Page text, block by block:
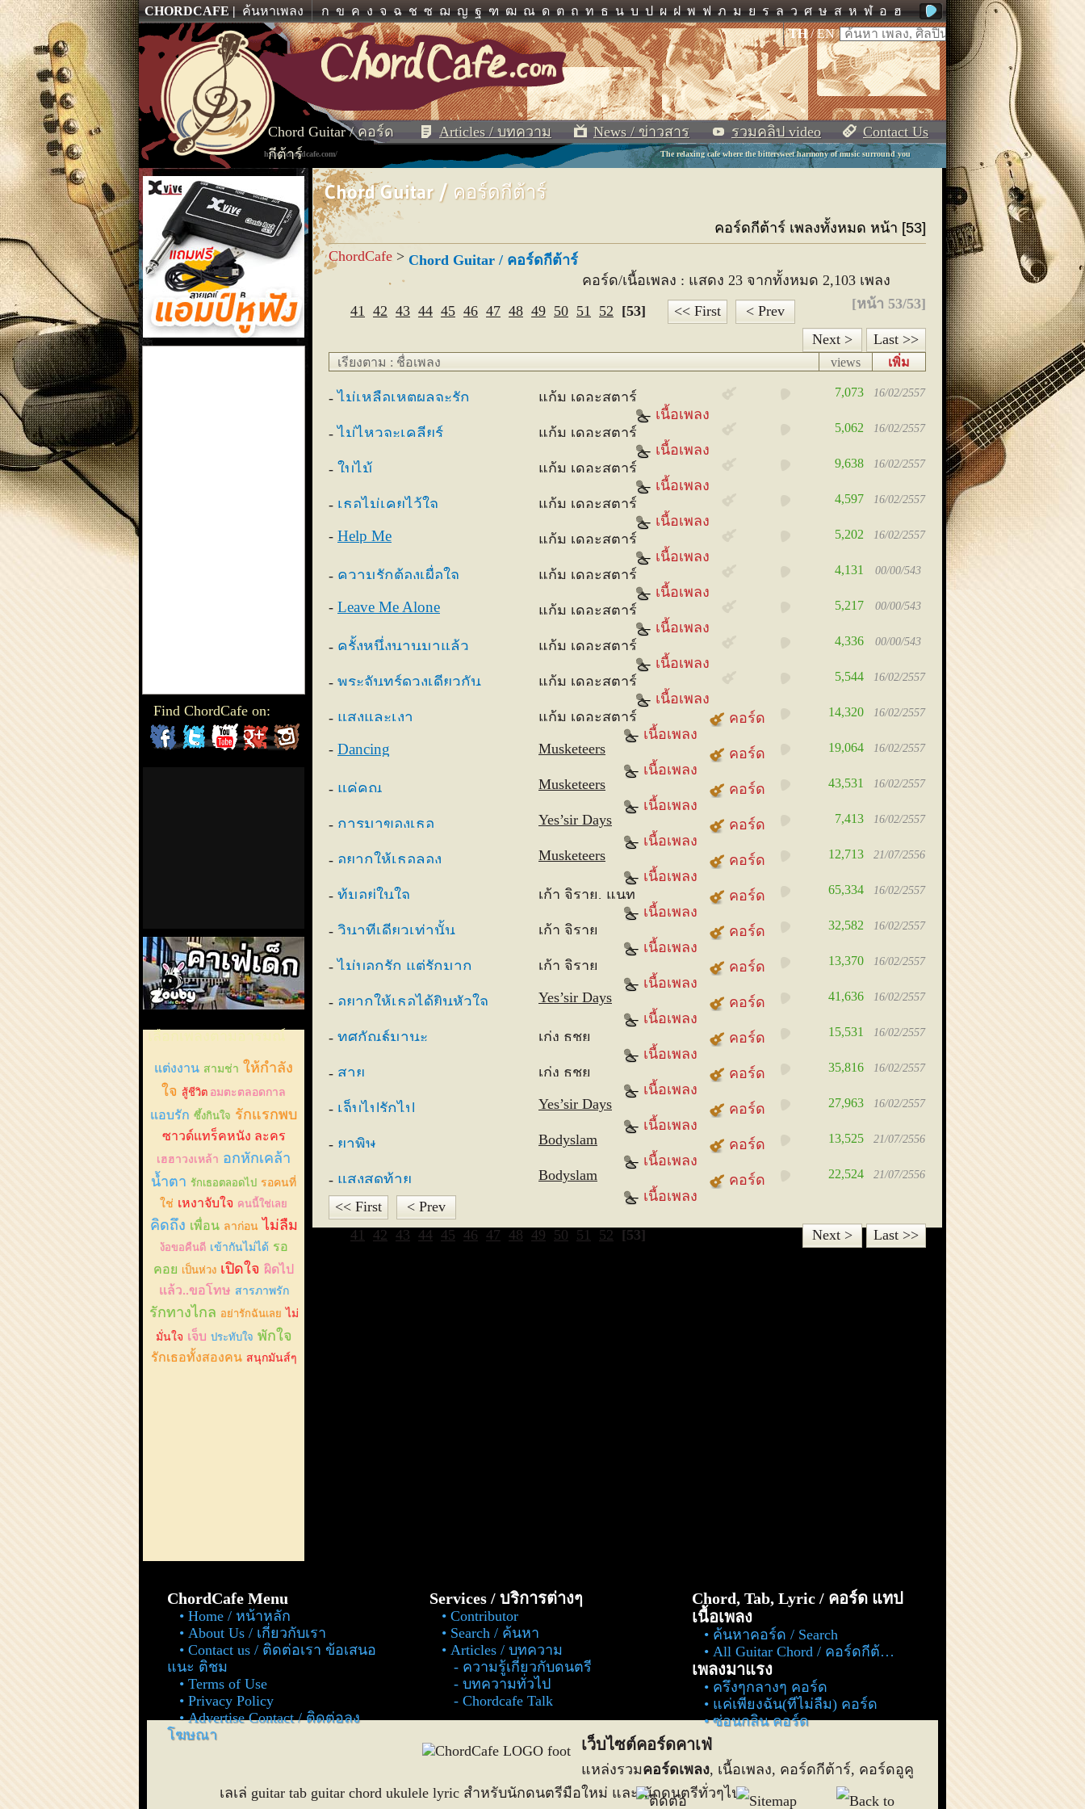
CHORDCAFE ค้นหาเพลง ก ข ค ง จ ฉ ช ซ ฌ ญ ฐ ฑ ฒ ณ ด ต ถ ท ธ น บ ป ผ ฝ พ ฟ ภ ม ย ร ล ว ศ ษ ส ห ฬ อ ฮ
TH/EN
The relaxing cafe where the bittersweet harmony of music surround you
http://chordcafe.com/
Chord Guitar / คอร์ด
กีต้าร์
Articles / บทความ News / ข่าวสาร รวมคลิป video Contact Us
Find ChordCafe on:
ChordCafeChordCafe
ChordCafeChordCafeChordCafe
คาเฟ่เด็กลำลูกกา
แต่งงาน สามช่า ให้กำลัง
ใจ สู้ชีวิต อมตะตลอดกาล
แอบรัก ซึ้งกินใจ รักแรกพบ
ซาวด์แทร็คหนัง ละคร
เฮฮาวงเหล้า อกหักเคล้า
น้ำตา รักเธอตลอดไป รอคนที่
ใช่ เหงาจับใจ คนนี้ใช่เลย
คิดถึง เพื่อน ลาก่อน ไม่ลืม
ง้อขอคืนดี เข้ากันไม่ได้ รอ
คอย เป็นห่วง เปิดใจ ผิดไป
แล้ว..ขอโทษ สารภาพรัก
รักทางไกล อย่ารักฉันเลย ไม่
มั่นใจ เจ็บ ประทับใจ พักใจ
รักเธอทั้งสองคน สนุกมันส์ๆ
Chord Guitar / คอร์ดกีต้าร์
คอร์ดกีต้าร์ เพลงทั้งหมด หน้า [53]
ChordCafe > Chord Guitar / คอร์ดกีต้าร์
คอร์ด/เนื้อเพลง : แสดง 23 จากทั้งหมด 2,103 เพลง
[หน้า 53/53]
<< First < Prev
41 42 43 44 45 46 47 48 49 50 51 52 [53]
Last >>
Next >
เรียงตาม : ชื่อเพลง
เพิ่ม
views
ไม่เหลือเหตุผลจะรัก แก้ม เดอะสตาร์ 16/02/2557
7,073
เนื้อเพลง
ไม่ไหวจะเคลียร์ แก้ม เดอะสตาร์ 16/02/2557
5,062
เนื้อเพลง
ใบไม้ แก้ม เดอะสตาร์ 16/02/2557
9,638
เนื้อเพลง
เธอไม่เคยไว้ใจ แก้ม เดอะสตาร์ 16/02/2557
4,597
เนื้อเพลง
Help Me แก้ม เดอะสตาร์ 16/02/2557
5,202
เนื้อเพลง
ความรักต้องเผื่อใจ แก้ม เดอะสตาร์ 00/00/543
4,131
เนื้อเพลง
Leave Me Alone แก้ม เดอะสตาร์ 00/00/543
5,217
เนื้อเพลง
ครั้งหนึ่งนานมาแล้ว แก้ม เดอะสตาร์ 00/00/543
4,336
เนื้อเพลง
พระจันทร์ดวงเดียวกัน แก้ม เดอะสตาร์ 16/02/2557
5,544
เนื้อเพลง
แสงและเงา แก้ม เดอะสตาร์ 16/02/2557
14,320
คอร์ด
เนื้อเพลง
Dancing Musketeers 16/02/2557
19,064
คอร์ด
เนื้อเพลง
แค่คุณ Musketeers 16/02/2557
43,531
คอร์ด
เนื้อเพลง
การมาของเธอ Yes’sir Days 16/02/2557
7,413
คอร์ด
เนื้อเพลง
อยากให้เธอลอง Musketeers 21/07/2556
12,713
คอร์ด
เนื้อเพลง
ทุ้มอยู่ในใจ
เก้า จิรายุ, แนท
16/02/2557
65,334
คอร์ด
เนื้อเพลง
วินาทีเดียวเท่านั้น เก้า จิรายุ 16/02/2557
32,582
คอร์ด
เนื้อเพลง
ไม่บอกรัก แต่รักมาก เก้า จิรายุ 16/02/2557
13,370
คอร์ด
เนื้อเพลง
อยากให้เธอได้ยินหัวใจ Yes’sir Days 16/02/2557
41,636
คอร์ด
เนื้อเพลง
ทศกัณฐ์มานะ เก่ง ธชย 16/02/2557
15,531
คอร์ด
เนื้อเพลง
สาย เก่ง ธชย 16/02/2557
35,816
คอร์ด
เนื้อเพลง
เจ็บไปรักไป Yes’sir Days 16/02/2557
27,963
คอร์ด
เนื้อเพลง
ยาพิษ Bodyslam 21/07/2556
13,525
คอร์ด
เนื้อเพลง
แสงสุดท้าย Bodyslam 21/07/2556
22,524
คอร์ด
เนื้อเพลง
<< First
< Prev
41
42 43 44 45 46 47 48 49 50 51 52 [53] Last >>
Next >
ChordCafe Menu
Home / หน้าหลัก
About Us / เกี่ยวกับเรา
Contact us / ติดต่อเรา ข้อเสนอ
แนะ ติชม
Terms of Use
Privacy Policy
Advertise Contact / ติดต่อลง
โฆษณา
Services / บริการต่างๆ
Contributor
Search / ค้นหา
Articles / บทความ
ความรู้เกี่ยวกับดนตรี
บทความทั่วไป
Chordcafe Talk
Chord, Tab, Lyric / คอร์ด แทป
เนื้อเพลง
ค้นหาคอร์ด / Search
All Guitar Chord / คอร์ดกีต้าร์ ทั้งหมด
เพลงมาแรง
ครึ่งๆกลางๆ คอร์ด
แค่เพียงฉัน(ที่ไม่ลืม) คอร์ด
ซ่อนกลิ่น คอร์ด
เว็บไซต์คอร์ดคาเฟ่
แหล่งรวมคอร์ดเพลง, เนื้อเพลง, คอร์ดกีต้าร์, คอร์ดอูคู
เลเล่ guitar tab guitar chord ukulele lyric สำหรับนักดนตรีมือใหม่ และ นักดนตรีทั่วๆไป